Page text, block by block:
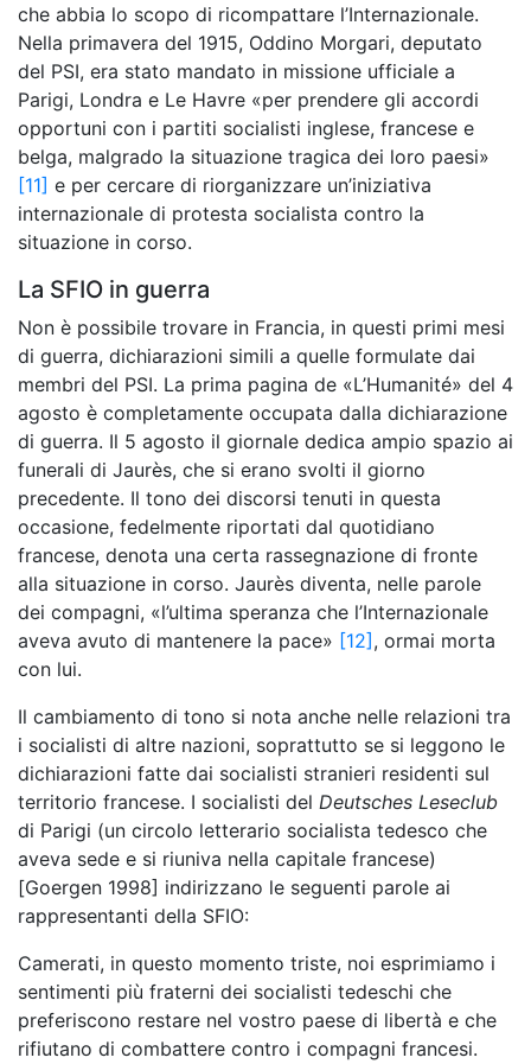
che abbia lo scopo di ricompattare l’Internazionale.
Nella primavera del 1915, Oddino Morgari, deputato
del PSI, era stato mandato in missione ufficiale a
Parigi, Londra e Le Havre «per prendere gli accordi
opportuni con i partiti socialisti inglese, francese e
belga, malgrado la situazione tragica dei loro paesi»
[11] e per cercare di riorganizzare un’iniziativa
internazionale di protesta socialista contro la
situazione in corso.
La SFIO in guerra
Non è possibile trovare in Francia, in questi primi mesi
di guerra, dichiarazioni simili a quelle formulate dai
membri del PSI. La prima pagina de «L’Humanité» del 4
agosto è completamente occupata dalla dichiarazione
di guerra. Il 5 agosto il giornale dedica ampio spazio ai
funerali di Jaurès, che si erano svolti il giorno
precedente. Il tono dei discorsi tenuti in questa
occasione, fedelmente riportati dal quotidiano
francese, denota una certa rassegnazione di fronte
alla situazione in corso. Jaurès diventa, nelle parole
dei compagni, «l’ultima speranza che l’Internazionale
aveva avuto di mantenere la pace» [12], ormai morta
con lui.
Il cambiamento di tono si nota anche nelle relazioni tra
i socialisti di altre nazioni, soprattutto se si leggono le
dichiarazioni fatte dai socialisti stranieri residenti sul
territorio francese. I socialisti del Deutsches Leseclub
di Parigi (un circolo letterario socialista tedesco che
aveva sede e si riuniva nella capitale francese)
[Goergen 1998] indirizzano le seguenti parole ai
rappresentanti della SFIO:
Camerati, in questo momento triste, noi esprimiamo i
sentimenti più fraterni dei socialisti tedeschi che
preferiscono restare nel vostro paese di libertà e che
rifiutano di combattere contro i compagni francesi.